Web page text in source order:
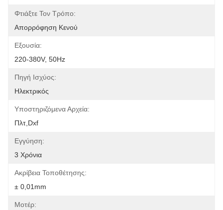
Φτιάξτε Τον Τρόπο:
Απορρόφηση Κενού
Εξουσία:
220-380V, 50Hz
Πηγή Ισχύος:
Ηλεκτρικός
Υποστηριζόμενα Αρχεία:
Πλτ,Dxf
Εγγύηση:
3 Χρόνια
Ακρίβεια Τοποθέτησης:
± 0,01mm
Μοτέρ: